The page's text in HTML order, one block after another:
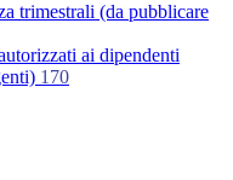
trimestrali (da pubblicare
ai dipendenti
170